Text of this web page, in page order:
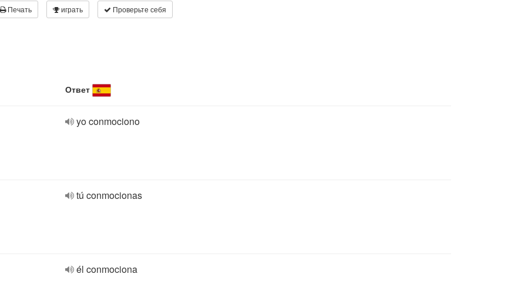
Печать играть Проверьте себя
Ответ
yo conmociono
tú conmocionas
él conmociona